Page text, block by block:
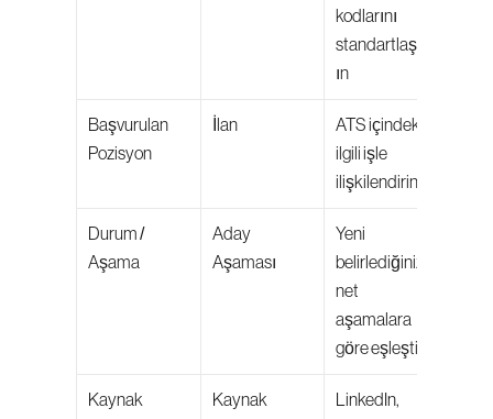
kodlarını
standartlaştır
ın
Başvurulan
Pozisyon
İlan
ATS içindeki
ilgili işle
ilişkilendirin
Durum /
Aşama
Aday
Aşaması
Yeni
belirlediğiniz
net
aşamalara
göre eşleştirin
Kaynak Kaynak
LinkedIn,